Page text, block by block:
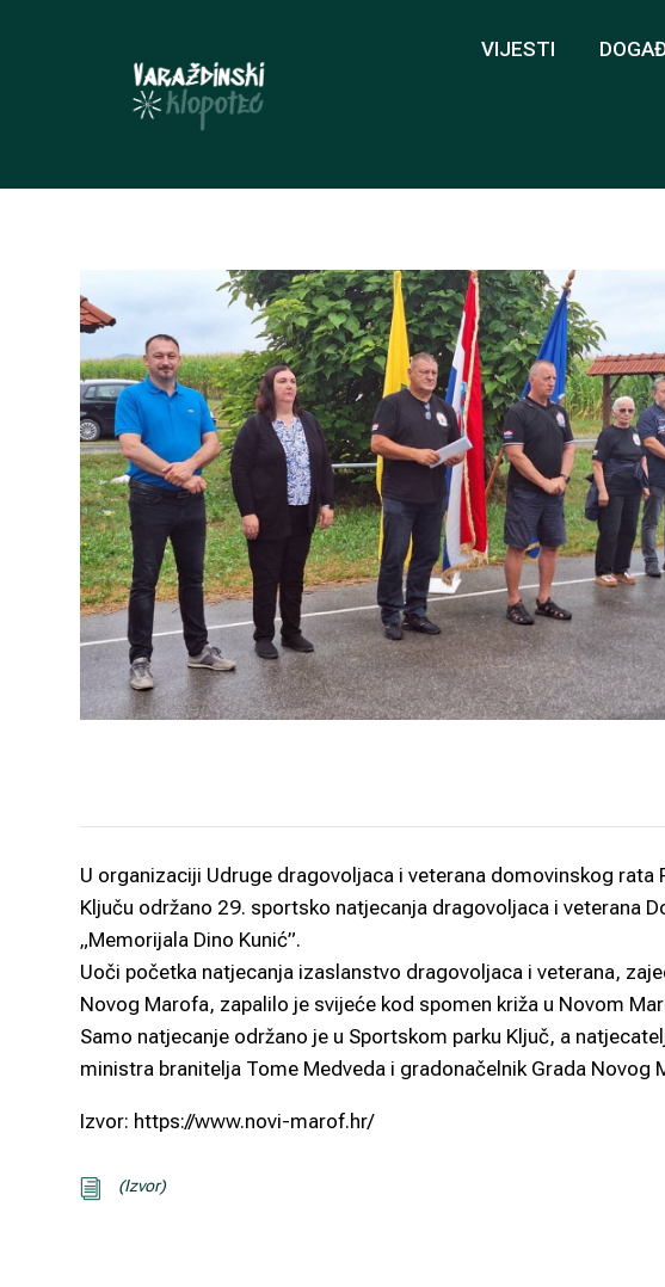
VIJESTI
U organizaciji Udruge dragovoljaca i veterana domovinskog rata
Ključu održano 29. sportsko natjecanja dragovoljaca i veterana
„Memorijala Dino Kunić”.
Uoči početka natjecanja izaslanstvo dragovoljaca i veterana,
Novog Marofa, zapalilo je svijeće kod spomen križa u Novom
Samo natjecanje održano je u Sportskom parku Ključ, a
ministra branitelja Tome Medveda i gradonačelnik Grada Novog
Izvor: https://www.novi-marof.hr/
i (Izvor)